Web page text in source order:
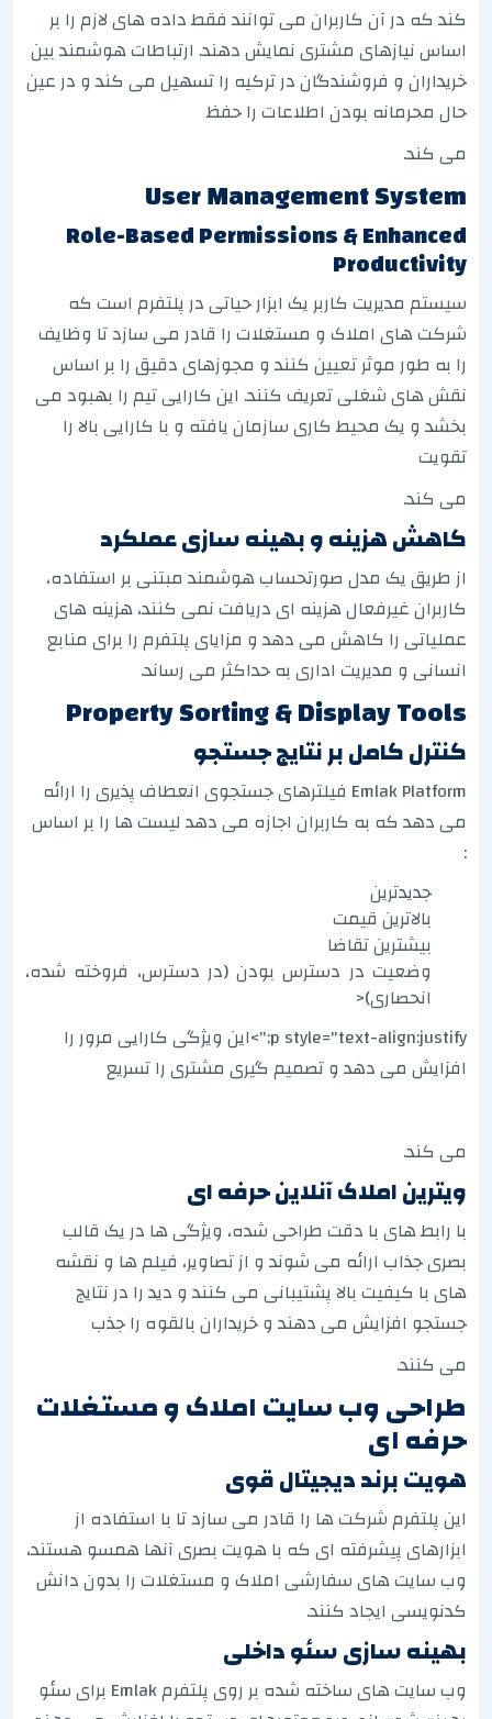
کند که در آن کاربران می توانند فقط داده های لازم را بر
اساس نیازهای مشتری نمایش دهند. ارتباطات هوشمند بین
خریداران و فروشندگان در ترکیه را تسهیل می کند و در عین
حال محرمانه بودن اطلاعات را حفظ
می کند.
User Management System
Role-Based Permissions & Enhanced
Productivity
سیستم مدیریت کاربر یک ابزار حیاتی در پلتفرم است که
شرکت های املاک و مستغلات را قادر می سازد تا وظایف
را به طور موثر تعیین کنند و مجوزهای دقیق را بر اساس
نقش های شغلی تعریف کنند. این کارایی تیم را بهبود می
بخشد و یک محیط کاری سازمان یافته و با کارایی بالا را
تقویت
می کند.
کاهش هزینه و بهینه سازی عملکرد
از طریق یک مدل صورتحساب هوشمند مبتنی بر استفاده،
کاربران غیرفعال هزینه ای دریافت نمی کنند، هزینه های
عملیاتی را کاهش می دهد و مزایای پلتفرم را برای منابع
انسانی و مدیریت اداری به حداکثر می رساند.
Property Sorting & Display Tools
کنترل کامل بر نتایج جستجو
Emlak Platform فیلترهای جستجوی انعطاف پذیری را ارائه
می دهد که به کاربران اجازه می دهد لیست ها را بر اساس
:
جدیدترین
بالاترین قیمت
بیشترین تقاضا
وضعیت در دسترس بودن (در دسترس، فروخته شده،
انحصاری)<
p style="text-align:justify;">این ویژگی کارایی مرور را
افزایش می دهد و تصمیم گیری مشتری را تسریع
می کند.
ویترین املاک آنلاین حرفه ای
با رابط های با دقت طراحی شده، ویژگی ها در یک قالب
بصری جذاب ارائه می شوند و از تصاویر، فیلم ها و نقشه
های با کیفیت بالا پشتیبانی می کنند و دید را در نتایج
جستجو افزایش می دهند و خریداران بالقوه را جذب
می کنند.
طراحی وب سایت املاک و مستغلات
حرفه ای
هویت برند دیجیتال قوی
این پلتفرم شرکت ها را قادر می سازد تا با استفاده از
ابزارهای پیشرفته ای که با هویت بصری آنها همسو هستند،
وب سایت های سفارشی املاک و مستغلات را بدون دانش
کدنویسی ایجاد کنند.
بهینه سازی سئو داخلی
وب سایت های ساخته شده بر روی پلتفرم Emlak برای سئو